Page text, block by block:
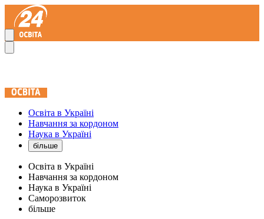
Освіта в Україні
Навчання за кордоном
Наука в Україні
більше
Освіта в Україні
Навчання за кордоном
Наука в Україні
Саморозвиток
більше